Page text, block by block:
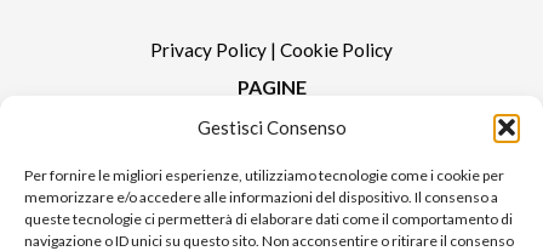
Gestisci Consenso
Per fornire le migliori esperienze, utilizziamo tecnologie come i cookie per
memorizzare e/o accedere alle informazioni del dispositivo. Il consenso a
queste tecnologie ci permetterà di elaborare dati come il comportamento di
navigazione o ID unici su questo sito. Non acconsentire o ritirare il consenso
Privacy Policy | Cookie Policy
PAGINE
Redazione
Contatti
Pubblicità
Sitemap